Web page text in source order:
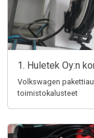
1. Huletek Oy:n
Volkswagen
toimistokalusteet